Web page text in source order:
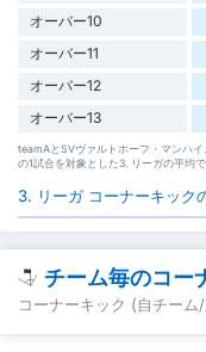
オーバー10
オーバー11
オーバー12
オーバー13
teamAとSVヴァルトホーフ・マンハ
の1試合を対象とした3. リーガの平均で
3. リーガ コーナーキック
チーム毎のコー
コーナーキック (自チーム